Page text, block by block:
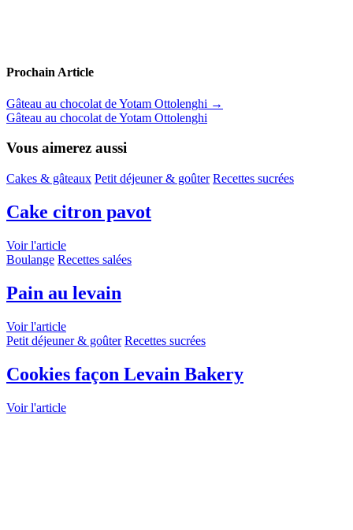
Prochain Article
Gâteau au chocolat de Yotam Ottolenghi →
Gâteau au chocolat de Yotam Ottolenghi
Vous aimerez aussi
Cakes & gâteaux Petit déjeuner & goûter Recettes sucrées
Cake citron pavot
Voir l'article
Boulange Recettes salées
Pain au levain
Voir l'article
Petit déjeuner & goûter Recettes sucrées
Cookies façon Levain Bakery
Voir l'article